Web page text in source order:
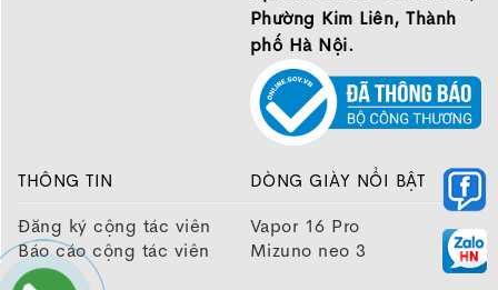
Phường Kim Liên, Thành
phố Hà Nội.
THÔNG TIN
Đăng ký cộng tác viên
Báo cáo cộng tác viên
DÒNG GIÀY NỔI BẬT
Vapor 16 Pro
Mizuno neo 3